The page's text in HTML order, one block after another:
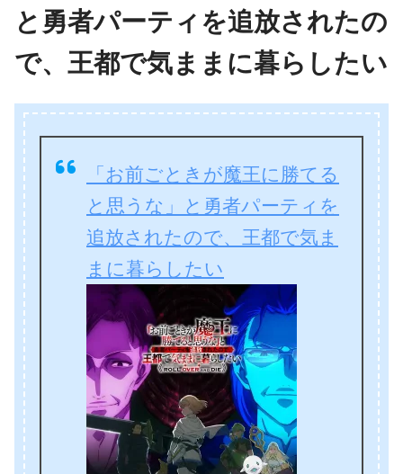
と勇者パーティを追放されたの
で、王都で気ままに暮らしたい
「お前ごときが魔王に勝てる
と思うな」と勇者パーティを
追放されたので、王都で気ま
まに暮らしたい